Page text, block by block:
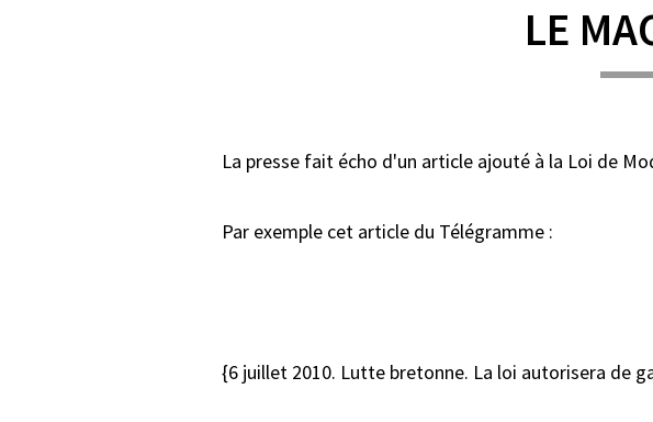
LE
La presse fait écho d'un article ajouté à la Loi de
Par exemple cet article du Télégramme :
{6 juillet 2010. Lutte bretonne. La loi autorisera de